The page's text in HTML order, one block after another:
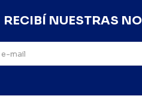
RECIBÍ NUESTRAS